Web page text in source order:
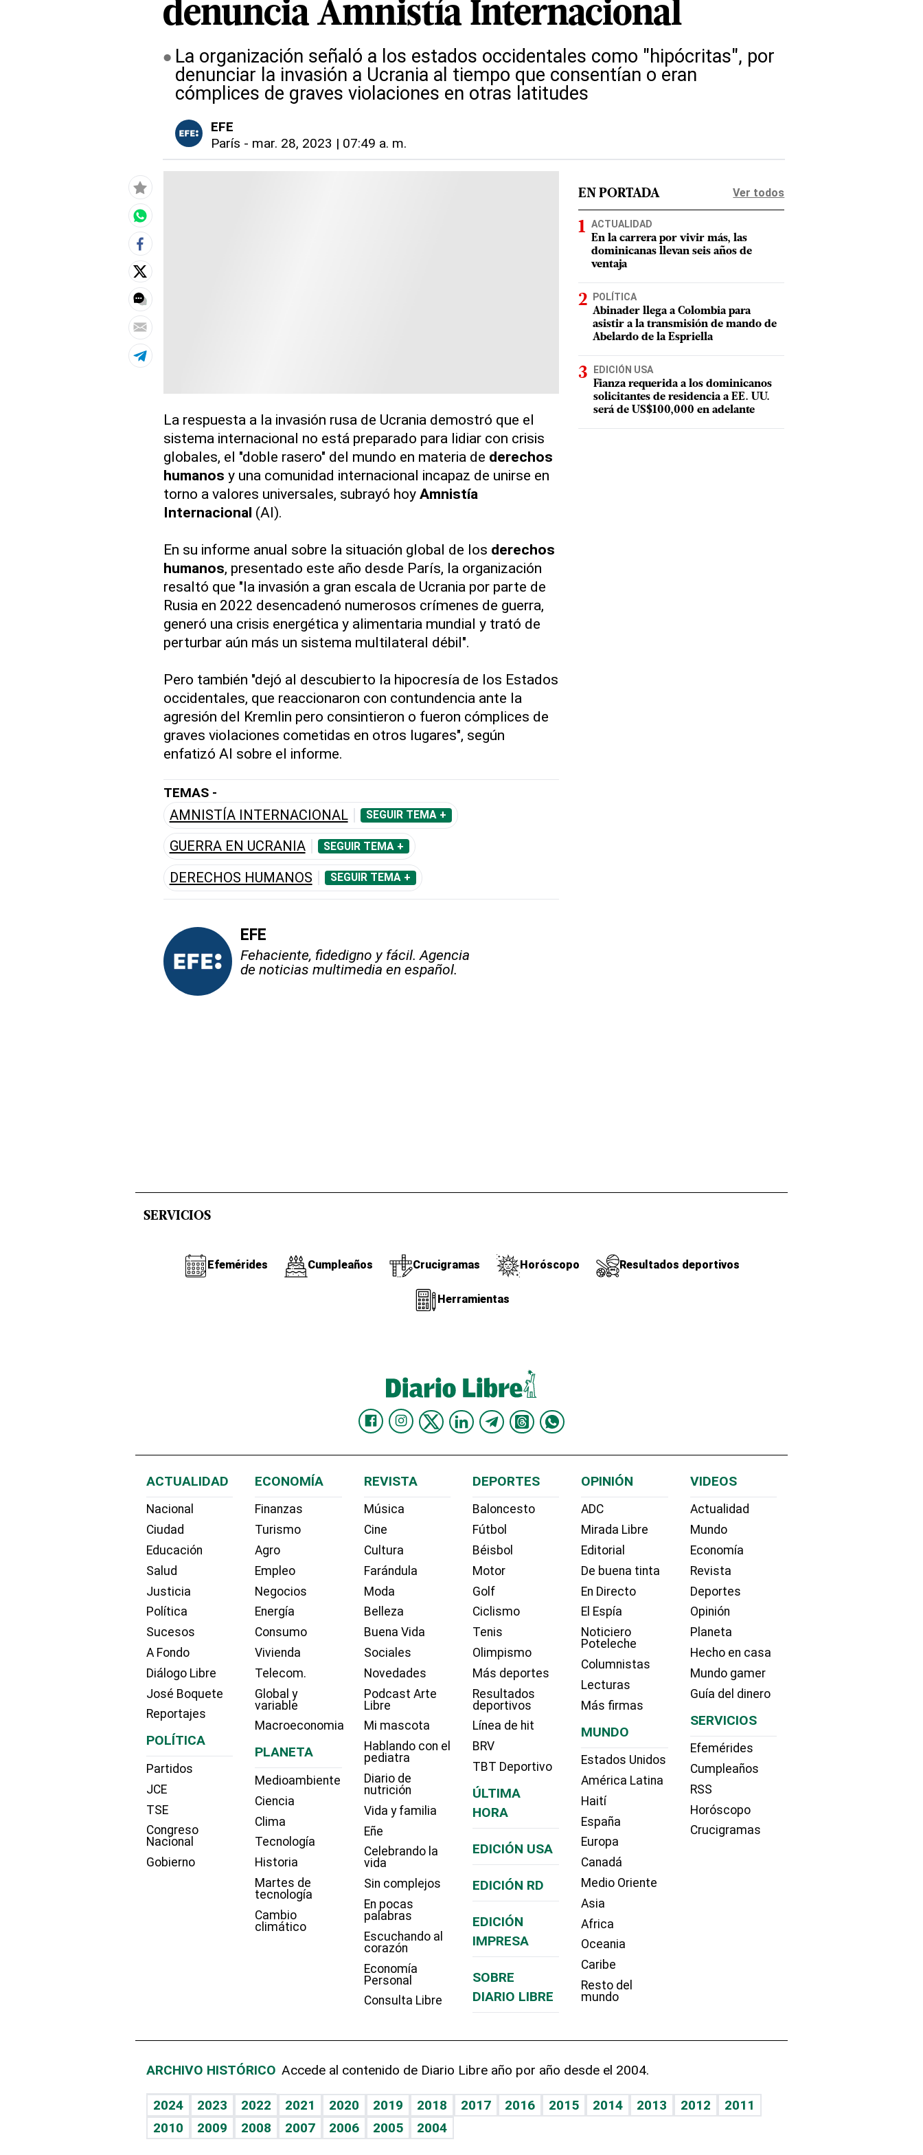
denuncia Amnistía Internacional
La organización señaló a los estados occidentales como "hipócritas", por
denunciar la invasión a Ucrania al tiempo que consentían o eran
cómplices de graves violaciones en otras latitudes
EFE
París - mar. 28, 2023 | 07:49 a. m.
La respuesta a la invasión rusa de Ucrania demostró que el
sistema internacional no está preparado para lidiar con crisis
globales, el "doble rasero" del mundo en materia de derechos
humanos y una comunidad internacional incapaz de unirse en
torno a valores universales, subrayó hoy Amnistía
Internacional (AI).
En su informe anual sobre la situación global de los derechos
humanos, presentado este año desde París, la organización
resaltó que "la invasión a gran escala de Ucrania por parte de
Rusia en 2022 desencadenó numerosos crímenes de guerra,
generó una crisis energética y alimentaria mundial y trató de
perturbar aún más un sistema multilateral débil".
Pero también "dejó al descubierto la hipocresía de los Estados
occidentales, que reaccionaron con contundencia ante la
agresión del Kremlin pero consintieron o fueron cómplices de
graves violaciones cometidas en otros lugares", según
enfatizó AI sobre el informe.
TEMAS -
AMNISTÍA INTERNACIONAL SEGUIR TEMA +
GUERRA EN UCRANIA SEGUIR TEMA +
DERECHOS HUMANOS SEGUIR TEMA +
EFE
Fehaciente, fidedigno y fácil. Agencia
de noticias multimedia en español.
EN PORTADA Ver todos
ACTUALIDAD
En la carrera por vivir más, las
dominicanas llevan seis años de
ventaja
POLÍTICA
Abinader llega a Colombia para
asistir a la transmisión de mando de
Abelardo de la Espriella
EDICIÓN USA
Fianza requerida a los dominicanos
solicitantes de residencia a EE. UU.
será de US$100,000 en adelante
SERVICIOS
Efemérides Cumpleaños Crucigramas Horóscopo Resultados deportivos
Herramientas
ACTUALIDAD
Nacional
Ciudad
Educación
Salud
Justicia
Política
Sucesos
A Fondo
Diálogo Libre
José Boquete
Reportajes
POLÍTICA
Partidos
JCE
TSE
Congreso
Nacional
Gobierno
ECONOMÍA
Finanzas
Turismo
Agro
Empleo
Negocios
Energía
Consumo
Vivienda
Telecom.
Global y
variable
Macroeconomia
PLANETA
Medioambiente
Ciencia
Clima
Tecnología
Historia
Martes de
tecnología
Cambio
climático
REVISTA
Música
Cine
Cultura
Farándula
Moda
Belleza
Buena Vida
Sociales
Novedades
Podcast Arte
Libre
Mi mascota
Hablando con el
pediatra
Diario de
nutrición
Vida y familia
Eñe
Celebrando la
vida
Sin complejos
En pocas
palabras
Escuchando al
corazón
Economía
Personal
Consulta Libre
DEPORTES
Baloncesto
Fútbol
Béisbol
Motor
Golf
Ciclismo
Tenis
Olimpismo
Más deportes
Resultados
deportivos
Línea de hit
BRV
TBT Deportivo
ÚLTIMA
HORA
EDICIÓN USA
EDICIÓN RD
EDICIÓN
IMPRESA
SOBRE
DIARIO LIBRE
OPINIÓN
ADC
Mirada Libre
Editorial
De buena tinta
En Directo
El Espía
Noticiero
Poteleche
Columnistas
Lecturas
Más firmas
MUNDO
Estados Unidos
América Latina
Haití
España
Europa
Canadá
Medio Oriente
Asia
Africa
Oceania
Caribe
Resto del
mundo
VIDEOS
Actualidad
Mundo
Economía
Revista
Deportes
Opinión
Planeta
Hecho en casa
Mundo gamer
Guía del dinero
SERVICIOS
Efemérides
Cumpleaños
RSS
Horóscopo
Crucigramas
ARCHIVO HISTÓRICO Accede al contenido de Diario Libre año por año desde el 2004.
2024 2023 2022 2021 2020 2019 2018 2017 2016 2015 2014 2013 2012
2011
2010
2009 2008 2007 2006 2005 2004